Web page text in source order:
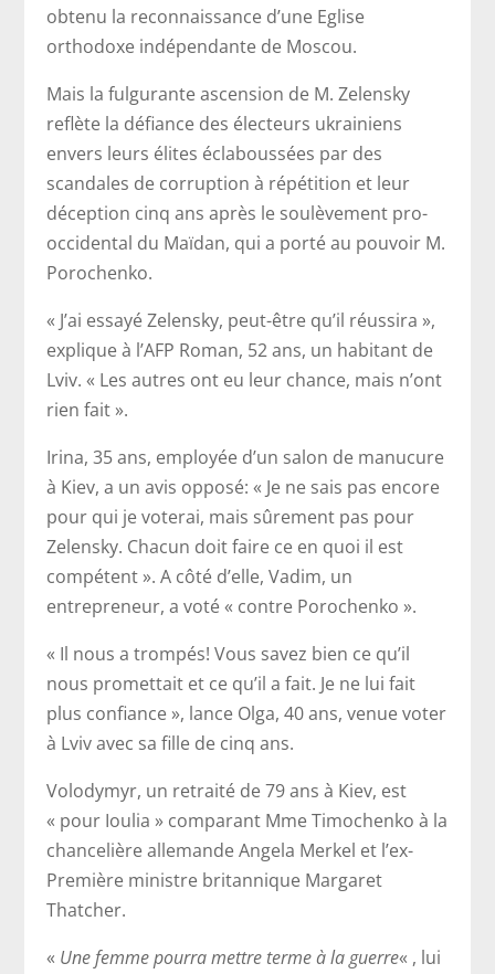
obtenu la reconnaissance d’une Eglise
orthodoxe indépendante de Moscou.
Mais la fulgurante ascension de M. Zelensky
reflète la défiance des électeurs ukrainiens
envers leurs élites éclaboussées par des
scandales de corruption à répétition et leur
déception cinq ans après le soulèvement pro-
occidental du Maïdan, qui a porté au pouvoir M.
Porochenko.
« J’ai essayé Zelensky, peut-être qu’il réussira »,
explique à l’AFP Roman, 52 ans, un habitant de
Lviv. « Les autres ont eu leur chance, mais n’ont
rien fait ».
Irina, 35 ans, employée d’un salon de manucure
à Kiev, a un avis opposé: « Je ne sais pas encore
pour qui je voterai, mais sûrement pas pour
Zelensky. Chacun doit faire ce en quoi il est
compétent ». A côté d’elle, Vadim, un
entrepreneur, a voté « contre Porochenko ».
« Il nous a trompés! Vous savez bien ce qu’il
nous promettait et ce qu’il a fait. Je ne lui fait
plus confiance », lance Olga, 40 ans, venue voter
à Lviv avec sa fille de cinq ans.
Volodymyr, un retraité de 79 ans à Kiev, est
« pour Ioulia » comparant Mme Timochenko à la
chancelière allemande Angela Merkel et l’ex-
Première ministre britannique Margaret
Thatcher.
« Une femme pourra mettre terme à la guerre« , lui